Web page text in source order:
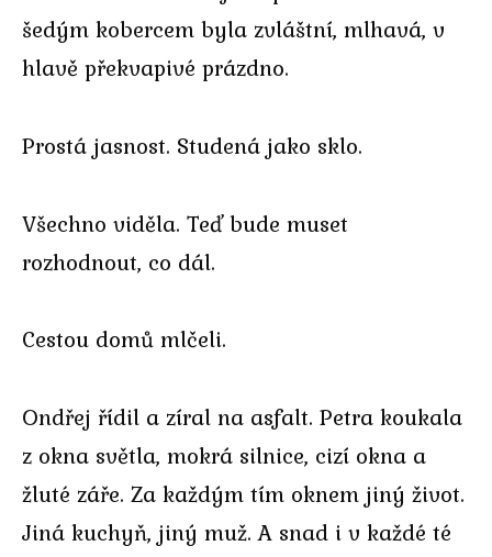
šedým kobercem byla zvláštní, mlhavá, v
hlavě překvapivé prázdno.
Prostá jasnost. Studená jako sklo.
Všechno viděla. Teď bude muset
rozhodnout, co dál.
Cestou domů mlčeli.
Ondřej řídil a zíral na asfalt. Petra koukala
z okna světla, mokrá silnice, cizí okna a
žluté záře. Za každým tím oknem jiný život.
Jiná kuchyň, jiný muž. A snad i v každé té